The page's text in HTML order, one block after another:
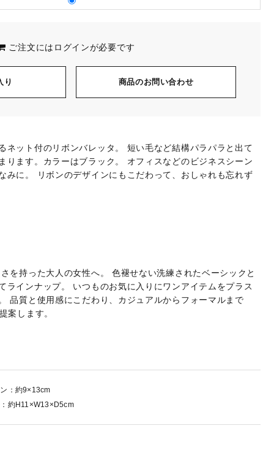
ご注文には ログインが必要です
り 商品のお問い合わせ
ネット付のリボンバレッタ。 短い毛など結構パラパラと出て
ります。カラーはブラック。 オフィスなどのビジネスシーン
みに。 リボンのデザインにもこだわって、おしゃれも忘れず
を持った大人の女性へ。 色褪せない洗練されたベーシックと
ラインナップ。 いつものお気に入りにワンアイテムをプラス
品質と使用感にこだわり、カジュアルからフォーマルまで
案します。
：約9×13cm
約H11×W13×D5cm